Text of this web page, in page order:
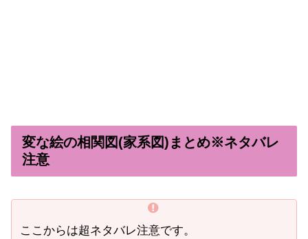
変な絵の相関図(家系図)まとめ※ネタバレ
注意
ここからは超ネタバレ注意です。